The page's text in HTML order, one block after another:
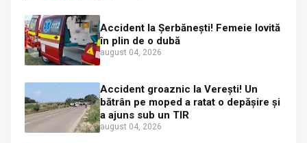
Accident la Șerbănești! Femeie lovită
în plin de o dubă
august 04, 2026
Accident groaznic la Verești! Un
bătrân pe moped a ratat o depășire și
a ajuns sub un TIR
august 04, 2026